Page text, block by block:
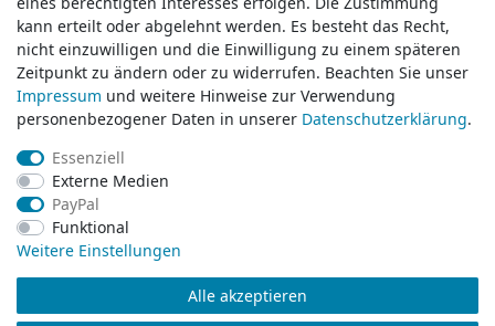
Wünschen Sie einen Rückruf?
service@klamato.de
Schreiben Sie uns:
service@klamato.de
Durchschnittliche Bewertung von
Bewertungsgrundlage des Anbieters: 5 Verkaufs- und 3 Bewertungsplattformen
© Copyright 2026 klamato.de | Alle Rechte vorbehalten.
kann erteilt oder abgelehnt werden. Es besteht das Recht,
nicht einzuwilligen und die Einwilligung zu einem späteren
Zeitpunkt zu ändern oder zu widerrufen. Beachten Sie unser
Impressum und weitere Hinweise zur Verwendung
personenbezogener Daten in unserer Daten­schutz­erklärung.
Essenziell
Externe Medien
PayPal
Funktional
Weitere Einstellungen
Alle akzeptieren
kann erteilt oder abgelehnt werden. Es besteht das Recht,
nicht einzuwilligen und die Einwilligung zu einem späteren
Zeitpunkt zu ändern oder zu widerrufen. Beachten Sie unser
Impressum und weitere Hinweise zur Verwendung
personenbezogener Daten in unserer Daten­schutz­erklärung.
Essenziell
Externe Medien
PayPal
Funktional
Weitere Einstellungen
Alle akzeptieren